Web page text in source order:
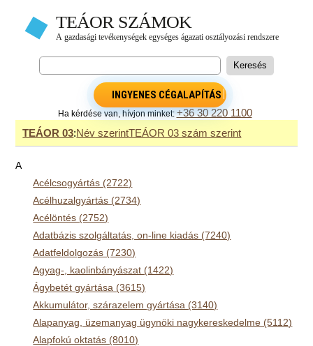
INGYENES CÉGALAPÍTÁS
Ha kérdése van, hívjon minket:+36 30 220 1100
TEÁOR 03:Név szerintTEÁOR 03 szám szerint
A
Acélcsogyártás (2722)
Acélhuzalgyártás (2734)
Acélöntés (2752)
Adatbázis szolgáltatás, on-line kiadás (7240)
Adatfeldolgozás (7230)
Agyag-, kaolinbányászat (1422)
Ágybetét gyártása (3615)
Akkumulátor, szárazelem gyártása (3140)
Alapanyag, üzemanyag ügynöki nagykereskedelme (5112)
Alapfokú oktatás (8010)